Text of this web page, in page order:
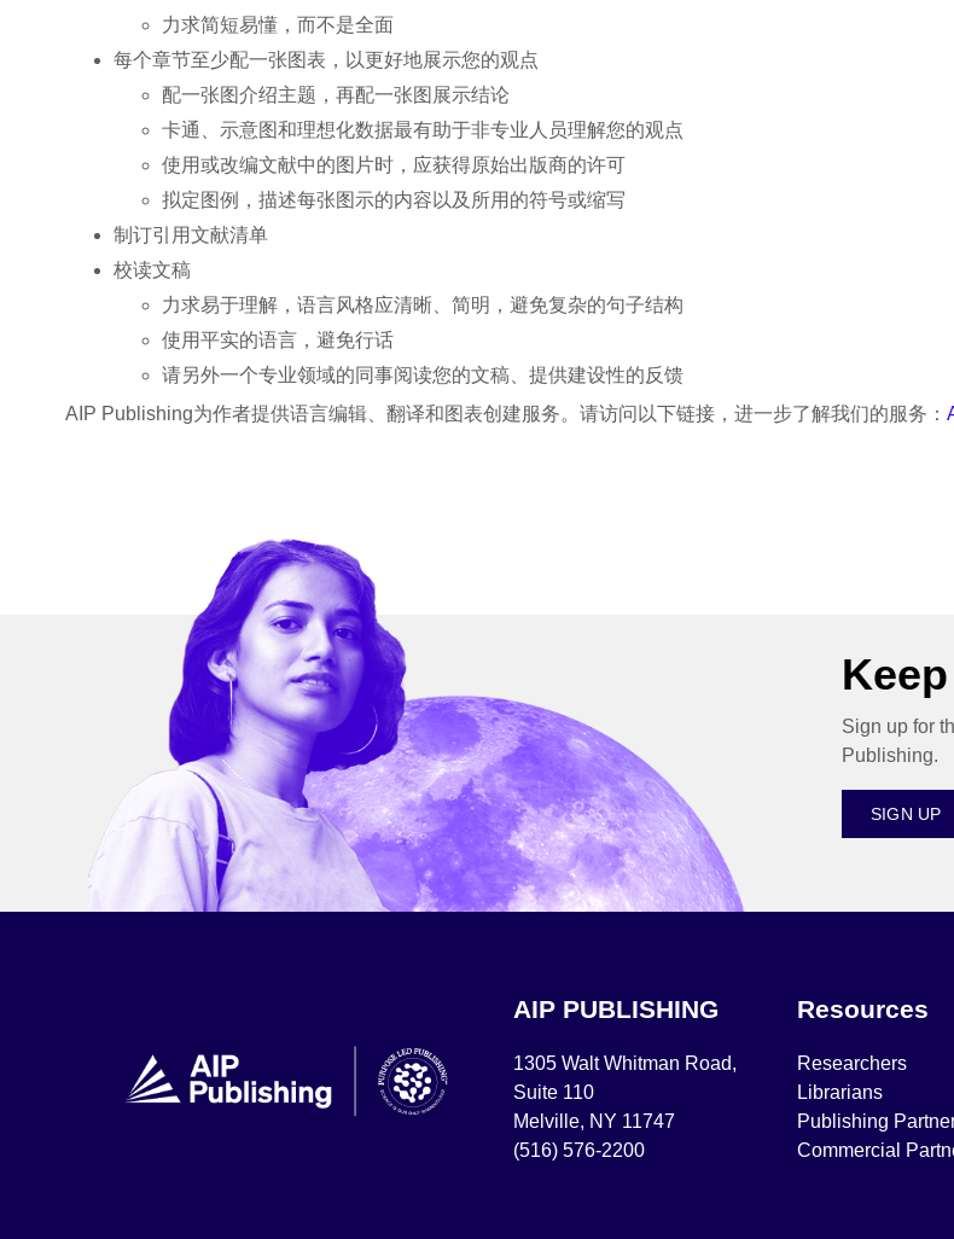
力求简短易懂，而不是全面
每个章节至少配一张图表，以更好地展示您的观点
配一张图介绍主题，再配一张图展示结论
卡通、示意图和理想化数据最有助于非专业人员理解您的观点
使用或改编文献中的图片时，应获得原始出版商的许可
拟定图例，描述每张图示的内容以及所用的符号或缩写
制订引用文献清单
校读文稿
力求易于理解，语言风格应清晰、简明，避免复杂的句子结构
使用平实的语言，避免行话
请另外一个专业领域的同事阅读您的文稿、提供建设性的反馈
AIP Publishing为作者提供语言编辑、翻译和图表创建服务。请访问以下链接，进一步了解我们的服务：
Sign up for
Publishing.
SIGN UP
AIP PUBLISHING
1305 Walt Whitman Road,
Suite 110
Melville, NY 11747
(516) 576-2200
Resources
Researchers
Librarians
Publishing
Commercial